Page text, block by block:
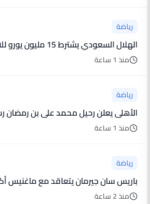
رياضة
الهلال السعودي يشترط 15 مليون يورو للاستغناء عن كانسيلو لـ برشلونة
منذ 1 ساعة
رياضة
الأهلى يعلن رحيل محمد على بن رمضان
منذ 1 ساعة
رياضة
باريس سان جيرمان يتعاقد مع ماغنيس
منذ 2 ساعة